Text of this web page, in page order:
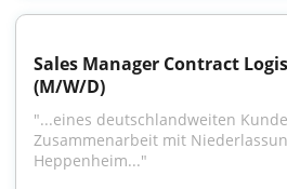
Sales Manager Contract
(M/W/D)
"...eines deutschlandweiten
Zusammenarbeit mit
Heppenheim..."